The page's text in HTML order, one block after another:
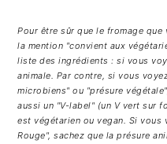
Pour être sûr que le fromage
la mention "convient aux
liste des ingrédients : si vous
animale. Par contre, si vous
microbiens" ou "présure
aussi un "V-label" (un V vert sur
est végétarien ou vegan. Si vous
Rouge", sachez que la présure